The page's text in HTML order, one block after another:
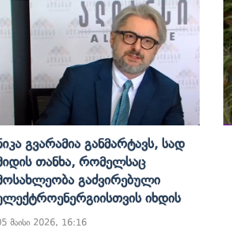
Გვარამია Განმარტავს, Სად
Თანხა, Რომელსაც
Გაძვირებული
Იხდის
მაისი 2026, 16:16